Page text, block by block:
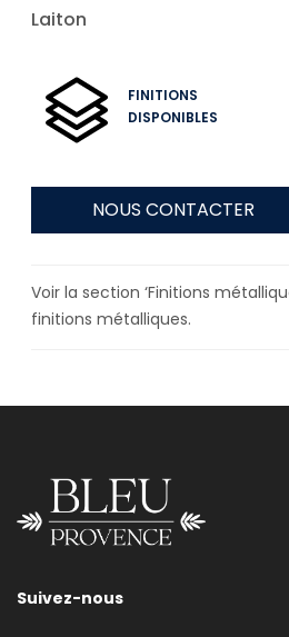
Laiton
FINITIONS
DISPONIBLES
NOUS CONTACTER
Voir la section ‘Finitions
finitions métalliques.
Suivez-nous